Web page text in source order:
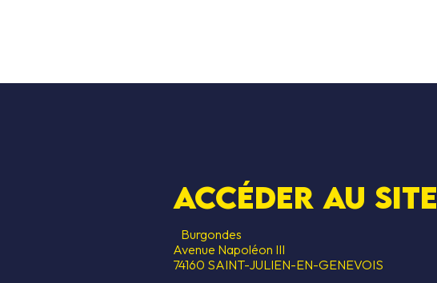
Accéder au SITE
Burgondes
Avenue Napoléon III
74160 SAINT-JULIEN-EN-GENEVOIS